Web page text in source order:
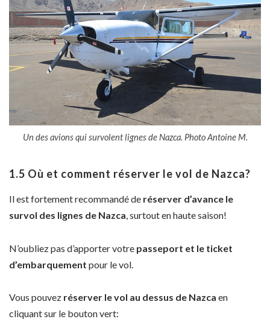
Un des avions qui survolent lignes de Nazca. Photo Antoine M.
1.5 Où et comment réserver le vol de Nazca?
Il est fortement recommandé de réserver d’avance le
survol des lignes de Nazca, surtout en haute saison!
N’oubliez pas d’apporter votre passeport et le ticket
d’embarquement pour le vol.
Vous pouvez réserver le vol au dessus de Nazca en
cliquant sur le bouton vert: